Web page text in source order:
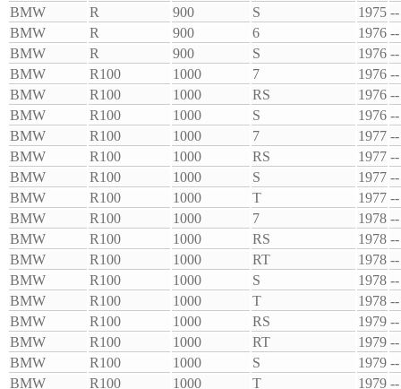
BMW
R 900 S 1975 --
BMW
R 900 6 1976 --
BMW
R 900 S 1976 --
BMW
R100 1000 7 1976 --
BMW
R100 1000 RS 1976 --
BMW
R100 1000 S 1976 --
BMW
R100 1000 7 1977 --
BMW
R100 1000 RS 1977 --
BMW
R100 1000 S 1977 --
BMW
R100 1000 T 1977 --
BMW
R100 1000 7 1978 --
BMW
R100 1000 RS 1978 --
BMW
R100 1000 RT 1978 --
BMW
R100 1000 S 1978 --
BMW
R100 1000 T 1978 --
BMW
R100 1000 RS 1979 --
BMW
R100 1000 RT 1979 --
BMW
R100 1000 S 1979 --
BMW
R100 1000 T 1979 --